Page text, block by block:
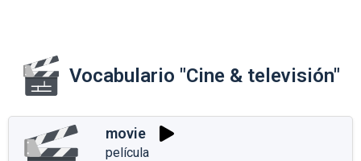
Vocabulario "Cine & televisión"
movie
película